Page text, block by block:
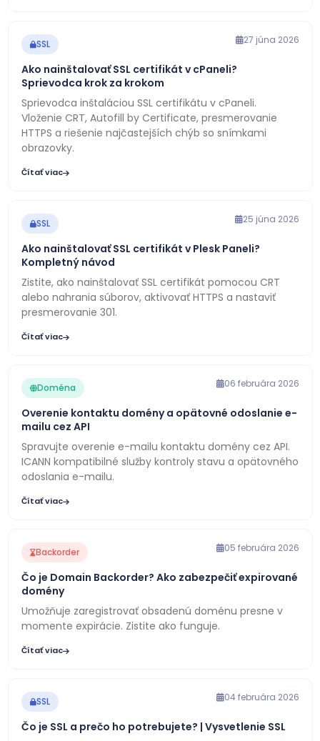
SSL 27 júna 2026
Ako nainštalovať SSL certifikát v cPaneli?
Sprievodca krok za krokom
Sprievodca inštaláciou SSL certifikátu v cPaneli.
Vloženie CRT, Autofill by Certificate, presmerovanie
HTTPS a riešenie najčastejších chýb so snímkami
obrazovky.
Čítať viac
SSL 25 júna 2026
Ako nainštalovať SSL certifikát v Plesk Paneli?
Kompletný návod
Zistite, ako nainštalovať SSL certifikát pomocou CRT
alebo nahrania súborov, aktivovať HTTPS a nastaviť
presmerovanie 301.
Čítať viac
Doména 06 februára 2026
Overenie kontaktu domény a opätovné odoslanie e-
mailu cez API
Spravujte overenie e-mailu kontaktu domény cez API.
ICANN kompatibilné služby kontroly stavu a opätovného
odoslania e-mailu.
Čítať viac
Backorder 05 februára 2026
Čo je Domain Backorder? Ako zabezpečiť expirované
domény
Umožňuje zaregistrovať obsadenú doménu presne v
momente expirácie. Zistite ako funguje.
Čítať viac
SSL 04 februára 2026
Čo je SSL a prečo ho potrebujete? | Vysvetlenie SSL